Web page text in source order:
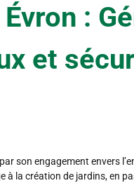
Évron :
et
son engagement envers
à la création de jardins, en